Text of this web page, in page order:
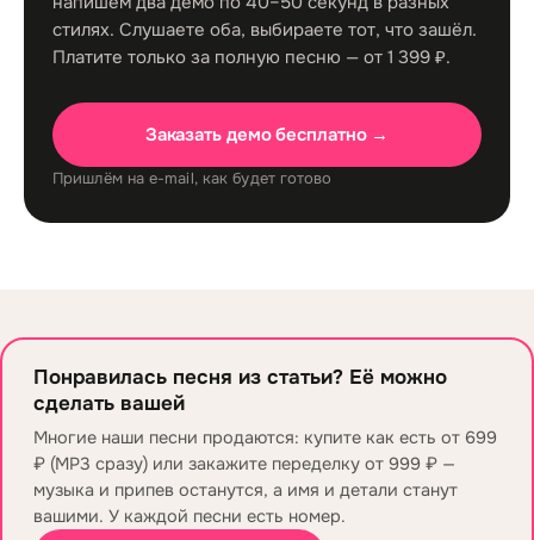
стилях. Слушаете оба, выбираете тот, что зашёл.
Платите только за полную песню — от 1 399 ₽.
Заказать демо бесплатно →
Пришлём на e-mail, как будет готово
Понравилась песня из статьи? Её можно
сделать вашей
Многие наши песни продаются: купите как есть от 699
₽ (MP3 сразу) или закажите переделку от 999 ₽ —
музыка и припев останутся, а имя и детали станут
вашими. У каждой песни есть номер.